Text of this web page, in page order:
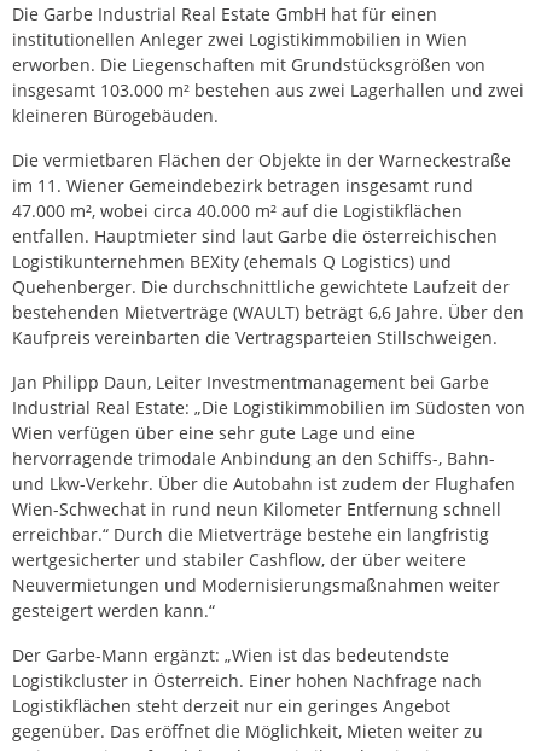
Die Garbe Industrial Real Estate GmbH hat für einen
institutionellen Anleger zwei Logistikimmobilien in Wien
erworben. Die Liegenschaften mit Grundstücksgrößen von
insgesamt 103.000 m² bestehen aus zwei Lagerhallen und zwei
kleineren Bürogebäuden.
Die vermietbaren Flächen der Objekte in der Warneckestraße
im 11. Wiener Gemeindebezirk betragen insgesamt rund
47.000 m², wobei circa 40.000 m² auf die Logistikflächen
entfallen. Hauptmieter sind laut Garbe die österreichischen
Logistikunternehmen BEXity (ehemals Q Logistics) und
Quehenberger. Die durchschnittliche gewichtete Laufzeit der
bestehenden Mietverträge (WAULT) beträgt 6,6 Jahre. Über den
Kaufpreis vereinbarten die Vertragsparteien Stillschweigen.
Jan Philipp Daun, Leiter Investmentmanagement bei Garbe
Industrial Real Estate: „Die Logistikimmobilien im Südosten von
Wien verfügen über eine sehr gute Lage und eine
hervorragende trimodale Anbindung an den Schiffs-, Bahn-
und Lkw-Verkehr. Über die Autobahn ist zudem der Flughafen
Wien-Schwechat in rund neun Kilometer Entfernung schnell
erreichbar.“ Durch die Mietverträge bestehe ein langfristig
wertgesicherter und stabiler Cashflow, der über weitere
Neuvermietungen und Modernisierungsmaßnahmen weiter
gesteigert werden kann.“
Der Garbe-Mann ergänzt: „Wien ist das bedeutendste
Logistikcluster in Österreich. Einer hohen Nachfrage nach
Logistikflächen steht derzeit nur ein geringes Angebot
gegenüber. Das eröffnet die Möglichkeit, Mieten weiter zu